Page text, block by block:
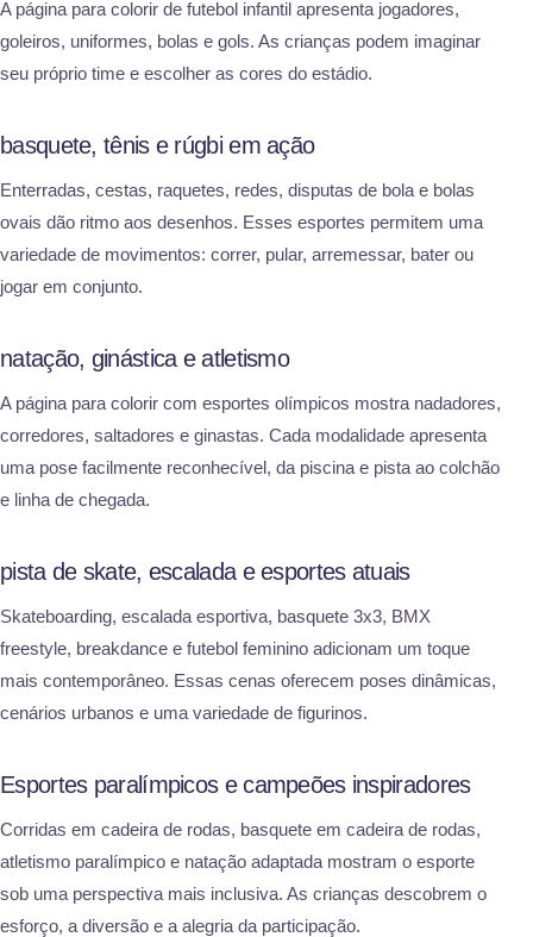
A página para colorir de futebol infantil apresenta jogadores,
goleiros, uniformes, bolas e gols. As crianças podem imaginar
seu próprio time e escolher as cores do estádio.
basquete, tênis e rúgbi em ação
Enterradas, cestas, raquetes, redes, disputas de bola e bolas
ovais dão ritmo aos desenhos. Esses esportes permitem uma
variedade de movimentos: correr, pular, arremessar, bater ou
jogar em conjunto.
natação, ginástica e atletismo
A página para colorir com esportes olímpicos mostra nadadores,
corredores, saltadores e ginastas. Cada modalidade apresenta
uma pose facilmente reconhecível, da piscina e pista ao colchão
e linha de chegada.
pista de skate, escalada e esportes atuais
Skateboarding, escalada esportiva, basquete 3x3, BMX
freestyle, breakdance e futebol feminino adicionam um toque
mais contemporâneo. Essas cenas oferecem poses dinâmicas,
cenários urbanos e uma variedade de figurinos.
Esportes paralímpicos e campeões inspiradores
Corridas em cadeira de rodas, basquete em cadeira de rodas,
atletismo paralímpico e natação adaptada mostram o esporte
sob uma perspectiva mais inclusiva. As crianças descobrem o
esforço, a diversão e a alegria da participação.